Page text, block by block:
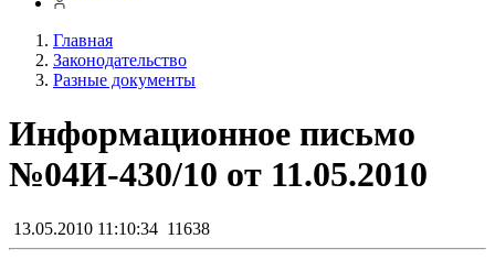
Главная
Законодательство
Разные документы
Информационное письмо
№04И-430/10 от 11.05.2010
13.05.2010 11:10:34 11638